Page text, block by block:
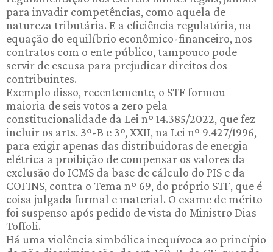
para invadir competências, como aquela de
natureza tributária. E a eficiência regulatória, na
equação do equilíbrio econômico-financeiro, nos
contratos com o ente público, tampouco pode
servir de escusa para prejudicar direitos dos
contribuintes.
Exemplo disso, recentemente, o STF formou
maioria de seis votos a zero pela
constitucionalidade da Lei nº 14.385/2022, que fez
incluir os arts. 3º-B e 3º, XXII, na Lei nº 9.427/1996,
para exigir apenas das distribuidoras de energia
elétrica a proibição de compensar os valores da
exclusão do ICMS da base de cálculo do PIS e da
COFINS, contra o Tema nº 69, do próprio STF, que é
coisa julgada formal e material. O exame de mérito
foi suspenso após pedido de vista do Ministro Dias
Toffoli.
Há uma violência simbólica inequívoca ao princípio